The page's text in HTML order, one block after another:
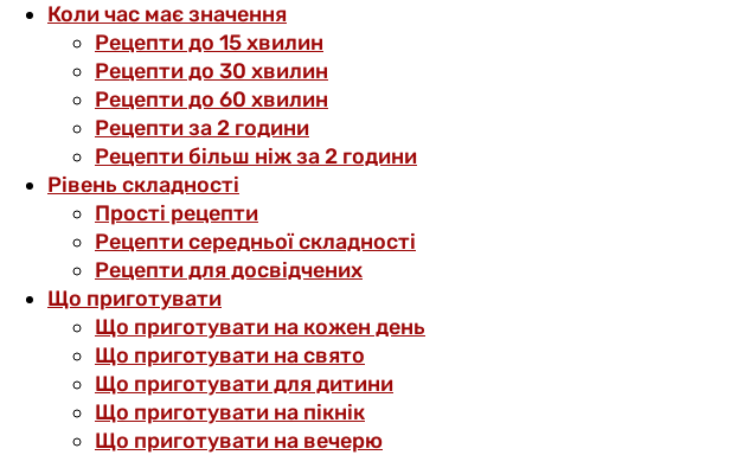
Коли час має значення
Рецепти до 15 хвилин
Рецепти до 30 хвилин
Рецепти до 60 хвилин
Рецепти за 2 години
Рецепти більш ніж за 2 години
Рівень складності
Прості рецепти
Рецепти середньої складності
Рецепти для досвідчених
Що приготувати
Що приготувати на кожен день
Що приготувати на свято
Що приготувати для дитини
Що приготувати на пікнік
Що приготувати на вечерю